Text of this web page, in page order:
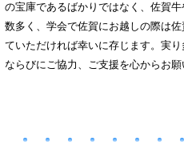
の宝庫であるばかりではなく、佐賀
数多く、学会で佐賀にお越しの際は
ていただければ幸いに存じます。実
ならびにご協力、ご支援を心からお願